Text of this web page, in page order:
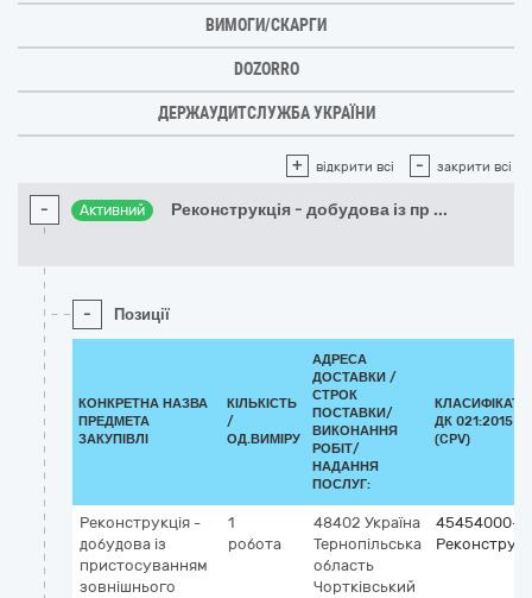
ВИМОГИ/СКАРГИ
DOZORRO
ДЕРЖАУДИТСЛУЖБА УКРАЇНИ
+ відкрити всі - закрити всі
- Активний Реконструкція - добудова із пр ...
- Позиції
КОНКРЕТНА НАЗВА
ПРЕДМЕТА
ЗАКУПІВЛІ
КІЛЬКІСТЬ
/
ОД.ВИМІРУ
АДРЕСА
ДОСТАВКИ /
СТРОК
ПОСТАВКИ/
ВИКОНАННЯ
РОБІТ/
НАДАННЯ
ПОСЛУГ:
ДК 021:2015
(CPV)
Реконструкція -
добудова із
пристосуванням
зовнішнього
1
робота
48402 Україна
Тернопільська
область
Чортківський
45454000-4